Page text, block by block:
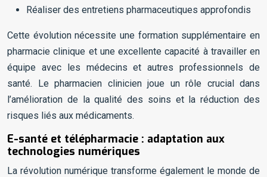
Réaliser des entretiens pharmaceutiques approfondis
Cette évolution nécessite une formation supplémentaire en
pharmacie clinique et une excellente capacité à travailler en
équipe avec les médecins et autres professionnels de
santé. Le pharmacien clinicien joue un rôle crucial dans
l’amélioration de la qualité des soins et la réduction des
risques liés aux médicaments.
E-santé et télépharmacie : adaptation aux
technologies numériques
La révolution numérique transforme également le monde de